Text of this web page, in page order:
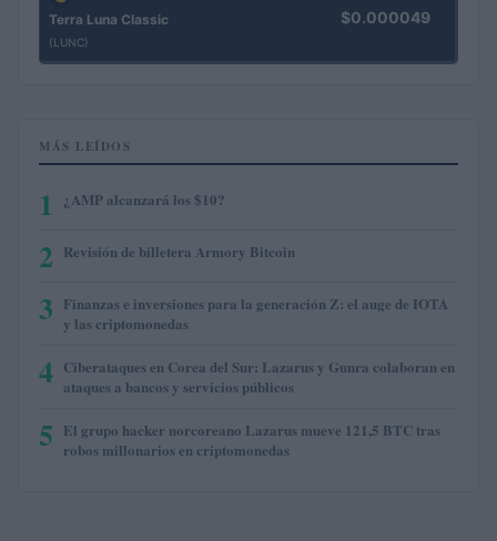
Terra Luna Classic
(LUNC)
$0.000049
MÁS LEÍDOS
1 ¿AMP alcanzará los $10?
2 Revisión de billetera Armory Bitcoin
3 Finanzas e inversiones para la generación Z: el auge de IOTA
y las criptomonedas
4 Ciberataques en Corea del Sur: Lazarus y Gunra colaboran en
ataques a bancos y servicios públicos
5 El grupo hacker norcoreano Lazarus mueve 121,5 BTC tras
robos millonarios en criptomonedas